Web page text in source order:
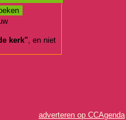
kerk", en niet
adverteren op CCAgenda